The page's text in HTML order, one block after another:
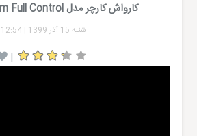
کارواش کارچر مدل K2 Permium Full Control
شنبه 15 آذر 1399 |
12:54
|
Video